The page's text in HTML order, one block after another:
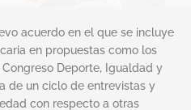
acuerdo en el que se incluye
en propuestas como los
Deporte, Igualdad y
de un ciclo de entrevistas y
con respecto a otras